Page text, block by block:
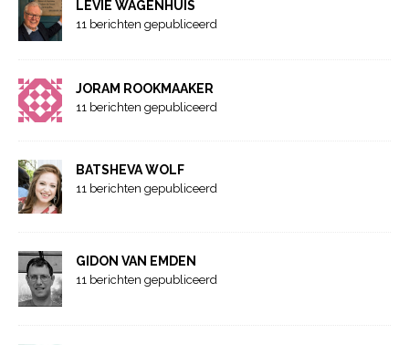
LEVIE WAGENHUIS
11 berichten gepubliceerd
JORAM ROOKMAAKER
11 berichten gepubliceerd
BATSHEVA WOLF
11 berichten gepubliceerd
GIDON VAN EMDEN
11 berichten gepubliceerd